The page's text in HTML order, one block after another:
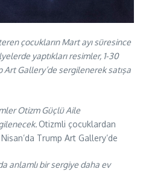
çocukların Mart ayı süresince
yaptıkları resimler, 1-30
Gallery’de sergilenerek satışa
Otizm Güçlü Aile
Otizmli çocuklardan
Trump Art Gallery’de
anlamlı bir sergiye daha ev